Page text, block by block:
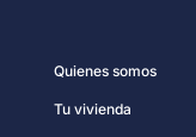
Quienes somos
Tu vivienda